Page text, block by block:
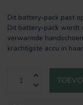
Dit battery-pack past
Dit battery-pack wordt
verwarmde
krachtigste accu in